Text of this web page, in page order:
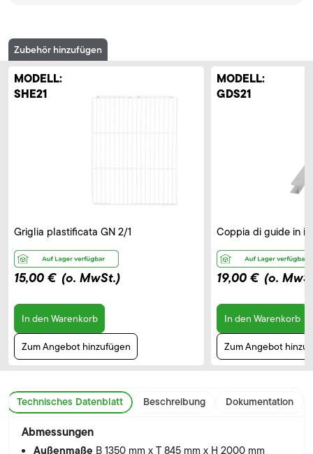
Zubehör hinzufügen
MODELL:
SHE21
Griglia plastificata GN 2/1
15,00 € (o. MwSt.)
In den Warenkorb
Zum Angebot hinzufügen
MODELL:
GDS21
Coppia di guide in
19,00 € (o.
In den Warenkorb
Zum Angebot
Technisches Datenblatt Beschreibung Dokumentation
Abmessungen
Außenmaße B 1350 mm x T 845 mm x H 2000 mm